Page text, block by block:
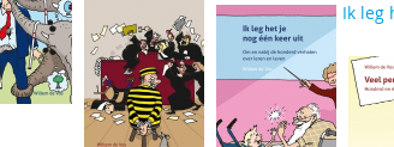
Ik leg